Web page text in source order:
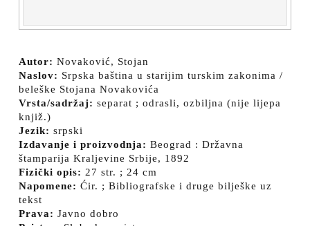
Autor: Novaković, Stojan
Naslov: Srpska baština u starijim turskim zakonima /
beleške Stojana Novakovića
Vrsta/sadržaj: separat ; odrasli, ozbiljna (nije lijepa
knjiž.)
Jezik: srpski
Izdavanje i proizvodnja: Beograd : Državna
štamparija Kraljevine Srbije, 1892
Fizički opis: 27 str. ; 24 cm
Napomene: Ćir. ; Bibliografske i druge bilješke uz
tekst
Prava: Javno dobro